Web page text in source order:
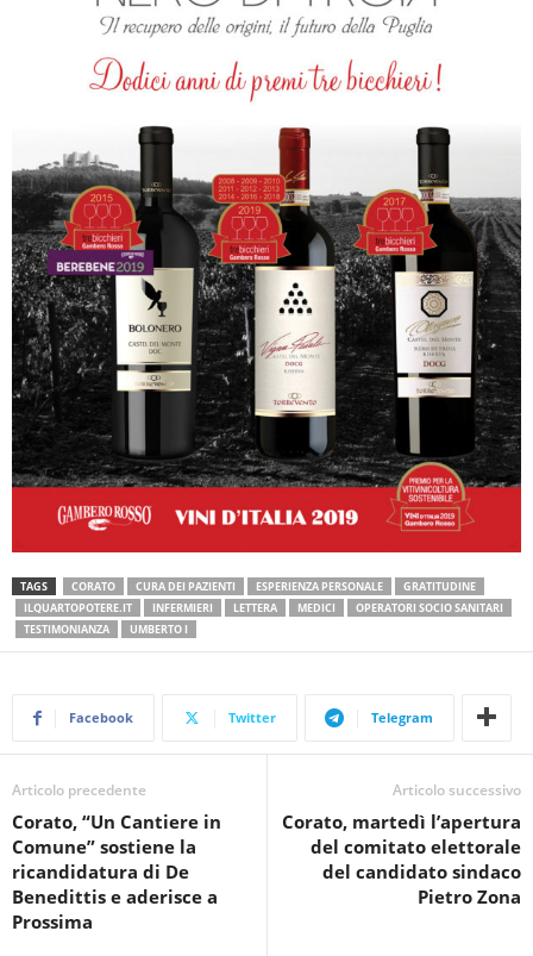
TAGS CORATO CURA DEI PAZIENTI ESPERIENZA PERSONALE
GRATITUDINE
ILQUARTOPOTERE.IT
INFERMIERI LETTERA MEDICI
OPERATORI SOCIO SANITARI
TESTIMONIANZA
UMBERTO I
Facebook Twitter Telegram
Articolo precedente
Corato, “Un Cantiere in
Comune” sostiene la
ricandidatura di De
Benedittis e aderisce a
Prossima
Articolo successivo
Corato, martedì l’apertura
del comitato elettorale
del candidato sindaco
Pietro Zona